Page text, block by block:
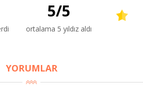
5/5
ortalama 5 yıldız aldı
YORUMLAR